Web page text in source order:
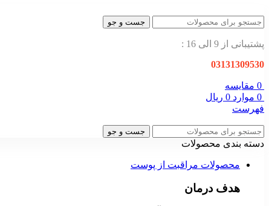
جست و جو
پشتیبانی از 9 الی 16 :
03131309530
0 مقایسه
0 موارد 0 ریال
فهرست
جست و جو
دسته بندی محصولات
محصولات مراقبت از پوست
هدف درمان